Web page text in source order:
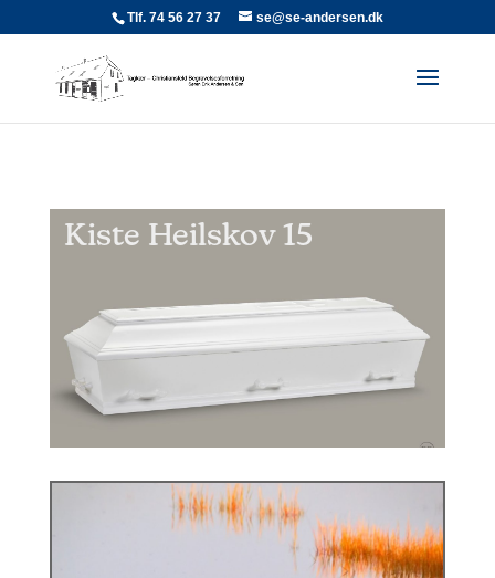
Tlf. 74 56 27 37 se@se-andersen.dk
Kiste Heilskov 15